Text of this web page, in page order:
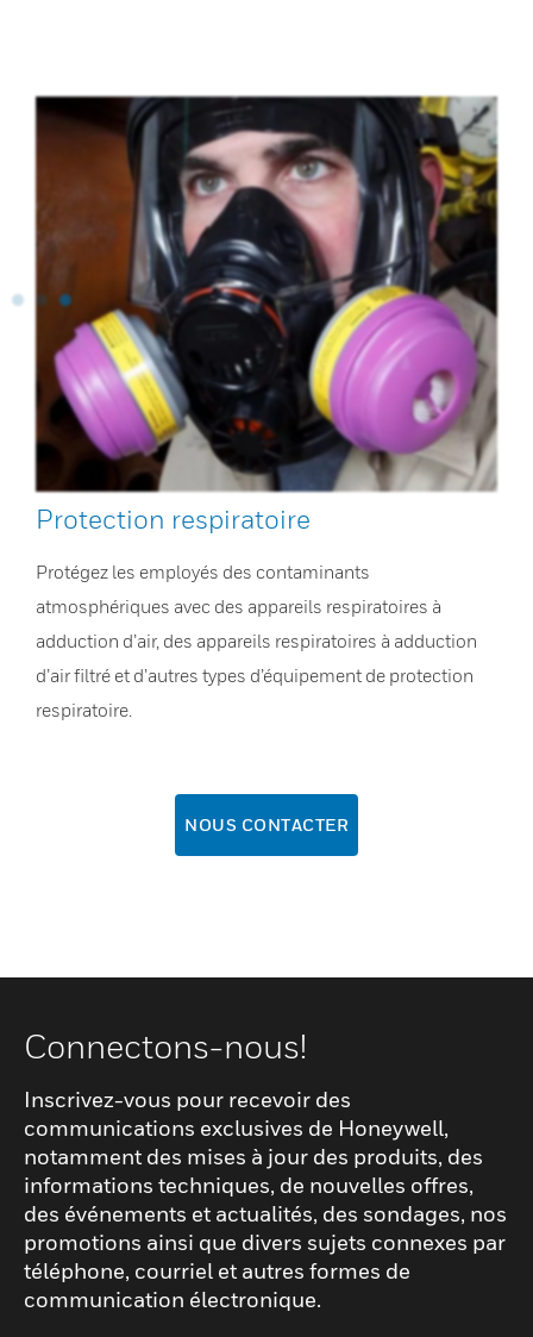
Protection respiratoire
Protégez les employés des contaminants
atmosphériques avec des appareils respiratoires à
adduction d’air, des appareils respiratoires à adduction
d’air filtré et d’autres types d’équipement de protection
respiratoire.
NOUS CONTACTER
Connectons-nous!
Inscrivez-vous pour recevoir des
communications exclusives de Honeywell,
notamment des mises à jour des produits, des
informations techniques, de nouvelles offres,
des événements et actualités, des sondages, nos
promotions ainsi que divers sujets connexes par
téléphone, courriel et autres formes de
communication électronique.